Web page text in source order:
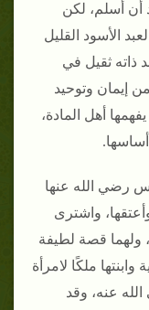
أن أسلم، لكن
الأسود القليل
ذاته ثقيل في
إيمان وتوحيد
أهل المادة،
رضي الله عنها
واشترى
ولهما قصة لطيفة
ملكًا لامرأة
عنه، وقد